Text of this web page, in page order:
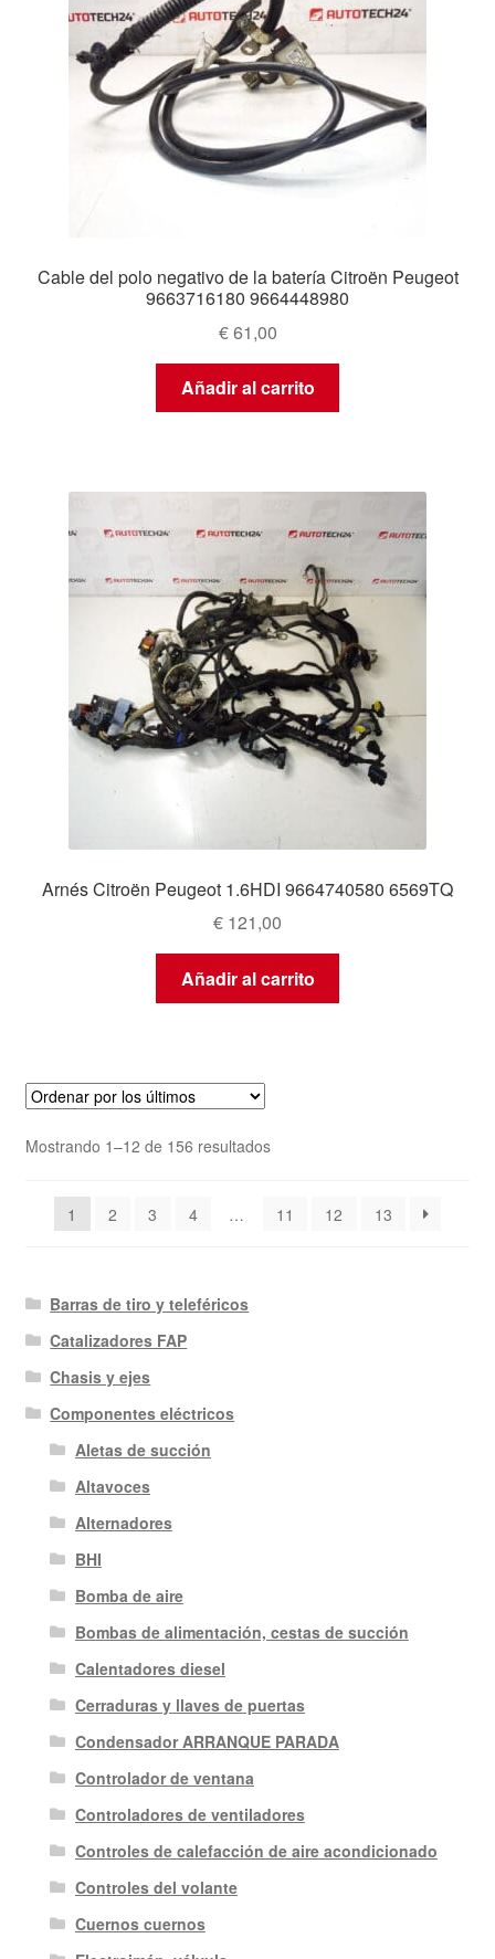
Cable del polo negativo de la batería Citroën Peugeot
9663716180 9664448980
€61,00
Añadir al carrito
Arnés Citroën Peugeot 1.6HDI 9664740580 6569TQ
€ 121,00
Añadir al carrito
Mostrando 1–12 de 156 resultadosOrdenado
últimos
1 2 3 4 … 11 12 13
Barras de tiro y teleféricos
Catalizadores FAP
Chasis y ejes
Componentes eléctricos
Aletas de succión
Altavoces
Alternadores
BHI
Bomba de aire
Bombas de alimentación, cestas de succión
Calentadores diesel
Cerraduras y llaves de puertas
Condensador ARRANQUE PARADA
Controlador de ventana
Controladores de ventiladores
Controles de calefacción de aire acondicionado
Controles del volante
Cuernos cuernos